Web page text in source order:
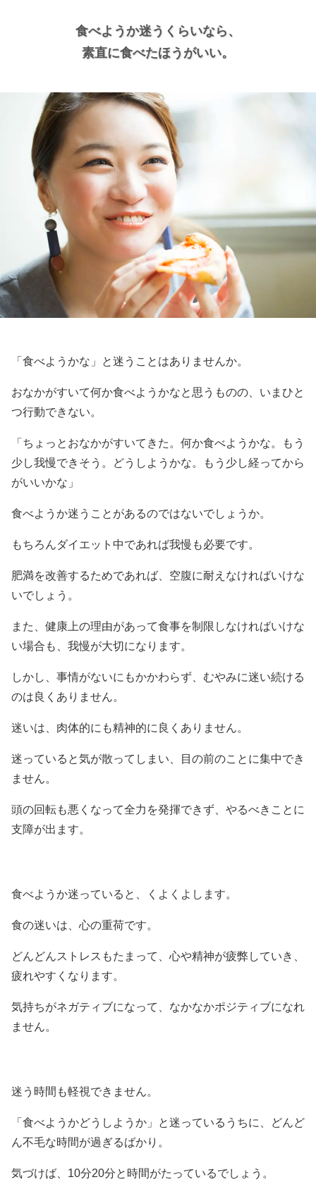
食べようか迷うくらいなら、
素直に食べたほうがいい。
「食べようかな」と迷うことはありませんか。
おなかがすいて何か食べようかなと思うものの、いまひと
つ行動できない。
「ちょっとおなかがすいてきた。何か食べようかな。もう
少し我慢できそう。どうしようかな。もう少し経ってから
がいいかな」
食べようか迷うことがあるのではないでしょうか。
もちろんダイエット中であれば我慢も必要です。
肥満を改善するためであれば、空腹に耐えなければいけな
いでしょう。
また、健康上の理由があって食事を制限しなければいけな
い場合も、我慢が大切になります。
しかし、事情がないにもかかわらず、むやみに迷い続ける
のは良くありません。
迷いは、肉体的にも精神的に良くありません。
迷っていると気が散ってしまい、目の前のことに集中でき
ません。
頭の回転も悪くなって全力を発揮できず、やるべきことに
支障が出ます。
食べようか迷っていると、くよくよします。
食の迷いは、心の重荷です。
どんどんストレスもたまって、心や精神が疲弊していき、
疲れやすくなります。
気持ちがネガティブになって、なかなかポジティブになれ
ません。
迷う時間も軽視できません。
「食べようかどうしようか」と迷っているうちに、どんど
ん不毛な時間が過ぎるばかり。
気づけば、10分20分と時間がたっているでしょう。